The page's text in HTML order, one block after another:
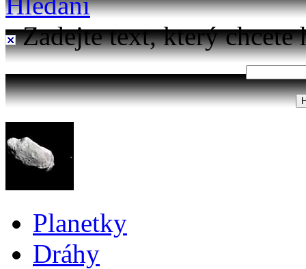
Zadejte text, který chcete
Planetky
Dráhy